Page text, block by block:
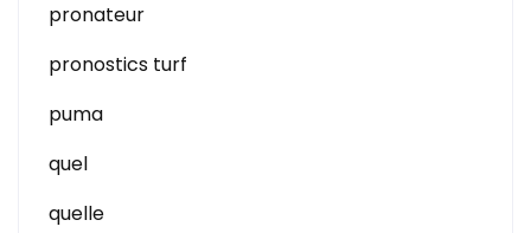
pronateur
pronostics turf
puma
quel
quelle